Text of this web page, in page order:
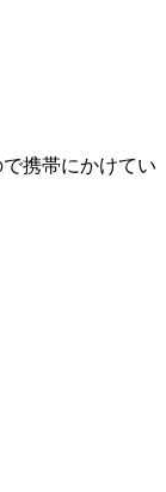
携帯にかけてい